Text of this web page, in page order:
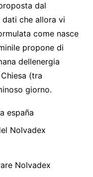
dal
che allora vi
come nasce
propone di
dellenergia
(tra
giorno.
españa
Nolvadex
Nolvadex